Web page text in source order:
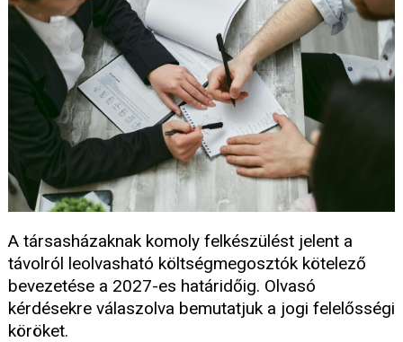
A társasházaknak komoly felkészülést jelent a
távolról leolvasható költségmegosztók kötelező
bevezetése a 2027-es határidőig. Olvasó
kérdésekre válaszolva bemutatjuk a jogi felelősségi
köröket.